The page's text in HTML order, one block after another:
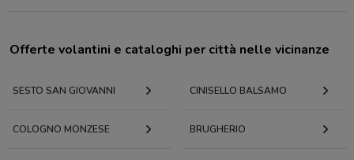
Offerte volantini e cataloghi per città nelle vicinanze
SESTO SAN GIOVANNI CINISELLO BALSAMO
COLOGNO MONZESE BRUGHERIO